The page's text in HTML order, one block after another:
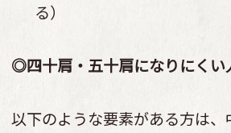
る）
◎四十肩・五十肩になりにくい
以下のような要素がある方は、